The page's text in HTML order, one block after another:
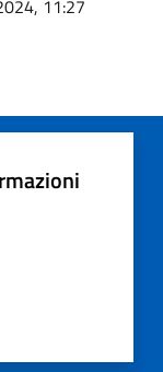
11:27